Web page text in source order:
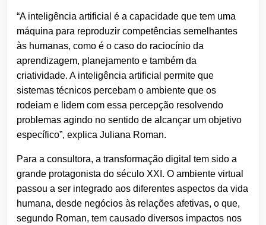
“A inteligência artificial é a capacidade que tem uma
máquina para reproduzir competências semelhantes
às humanas, como é o caso do raciocínio da
aprendizagem, planejamento e também da
criatividade. A inteligência artificial permite que
sistemas técnicos percebam o ambiente que os
rodeiam e lidem com essa percepção resolvendo
problemas agindo no sentido de alcançar um objetivo
específico”, explica Juliana Roman.
Para a consultora, a transformação digital tem sido a
grande protagonista do século XXI. O ambiente virtual
passou a ser integrado aos diferentes aspectos da vida
humana, desde negócios às relações afetivas, o que,
segundo Roman, tem causado diversos impactos nos